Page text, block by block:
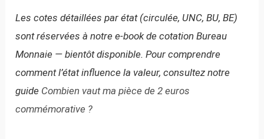
Les cotes détaillées par état (circulée, UNC, BU, BE)
sont réservées à notre e-book de cotation Bureau
Monnaie — bientôt disponible. Pour comprendre
comment l’état influence la valeur, consultez notre
guide Combien vaut ma pièce de 2 euros
commémorative ?